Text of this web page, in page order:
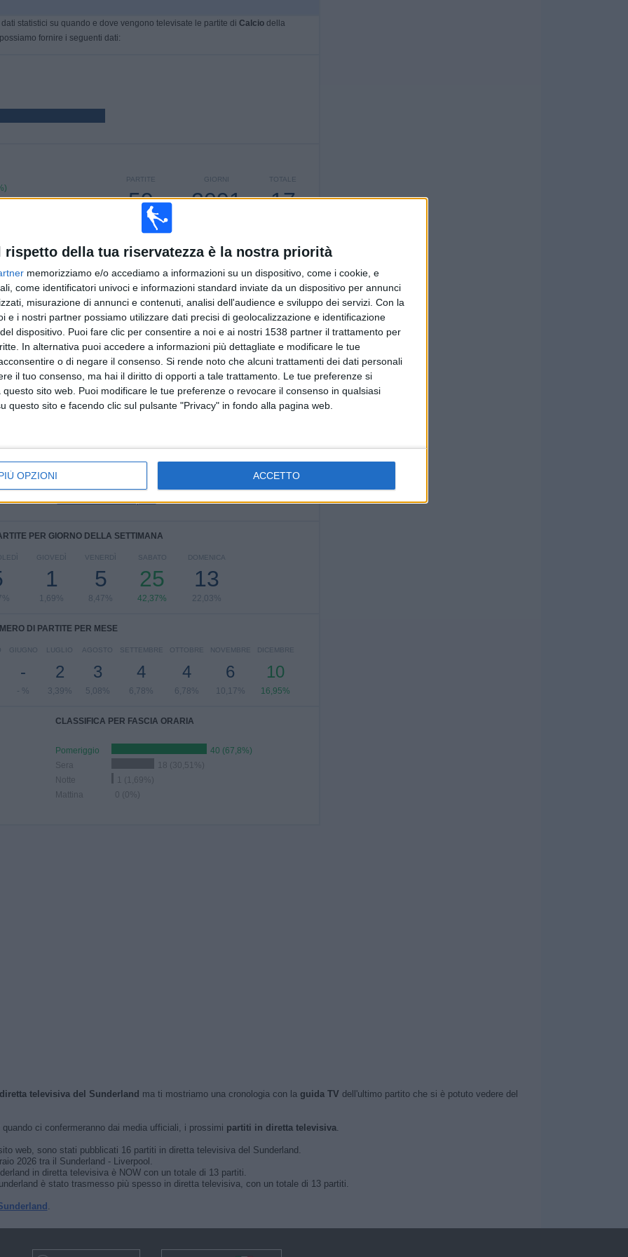
rispetto della tua riservatezza è la nostra priorità
memorizziamo e/o accediamo a informazioni su un dispositivo, come i cookie, e
come identificatori univoci e informazioni standard inviate da un dispositivo per annunci
misurazione di annunci e contenuti, analisi dell'audience e sviluppo dei servizi. Con la
e i nostri partner possiamo utilizzare dati precisi di geolocalizzazione e identificazione
dispositivo. Puoi fare clic per consentire a noi e ai nostri 1538 partner il trattamento per
In alternativa puoi accedere a informazioni più dettagliate e modificare le tue
o di negare il consenso. Si rende noto che alcuni trattamenti dei dati personali
il tuo consenso, ma hai il diritto di opporti a tale trattamento. Le tue preferenze si
sito web. Puoi modificare le tue preferenze o revocare il consenso in qualsiasi
questo sito e facendo clic sul pulsante "Privacy" in fondo alla pagina web.
OPZIONI ACCETTO
statistici su quando e dove vengono televisate le partite di Calciodella
fornire i seguenti dati:
TOTALE
17
GIORNI
2091
PARTITE
59
CONSECUTIVE
A PAGAMENTO
TOTALE
32
MASSIMO
4
VS Leeds
TOTALE
6
CLASSIFICA PER COMPETIZIONI
FA Cup
5 (8,47%)
Amichevole
2 (3,39%)
League One
Vedi classifica completa
PER GIORNO DELLA SETTIMANA
GIOVEDÌ
1
1,69%
VENERDÌ
5
8,47%
SABATO
25
42,37%
DOMENICA
13
22,03%
DI PARTITE PER MESE
GIUGNO
-
- %
LUGLIO
2
3,39%
AGOSTO
3
5,08%
SETTEMBRE
4
6,78%
OTTOBRE
4
6,78%
NOVEMBRE
6
10,17%
DICEMBRE
10
16,95%
CLASSIFICA PER FASCIA ORARIA
Pomeriggio
40 (67,8%)
Sera
18 (30,51%)
Notte
1 (1,69%)
Mattina
0 (0%)
televisiva del Sunderland ma ti mostriamo una cronologia con la guida TV dell'ultimo partito che si è potuto vedere del
quando ci confermeranno dai media ufficiali, i prossimi partiti in diretta televisiva.
web, sono stati pubblicati 16 partiti in diretta televisiva del Sunderland.
2026 tra il Sunderland - Liverpool.
in diretta televisiva è NOW con un totale di 13 partiti.
è stato trasmesso più spesso in diretta televisiva, con un totale di 13 partiti.
.